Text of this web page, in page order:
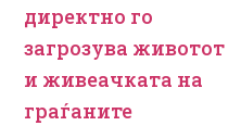
директно го
загрозува животот
и живеачката на
граѓаните